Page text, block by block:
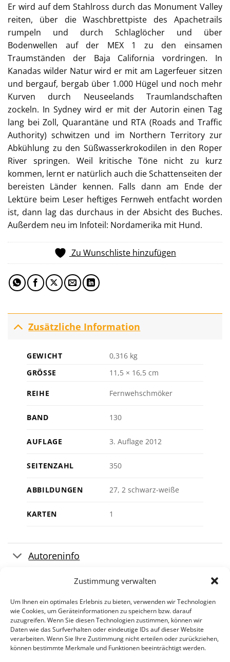
Zustimmung verwalten
Um Ihnen ein optimales Erlebnis zu bieten, verwenden wir Technologien
wie Cookies, um Geräteinformationen zu speichern bzw. darauf
zuzugreifen. Wenn Sie diesen Technologien zustimmen, können wir
Daten wie das Surfverhalten oder eindeutige IDs auf dieser Website
verarbeiten. Wenn Sie Ihre Zustimmung nicht erteilen oder zurückziehen,
können bestimmte Merkmale und Funktionen beeinträchtigt werden.
Er wird auf dem Stahlross durch das Monument Valley
reiten, über die Waschbrettpiste des Apachetrails
rumpeln und durch Schlaglöcher und über
Bodenwellen auf der MEX 1 zu den einsamen
Traumständen der Baja California vordringen. In
Kanadas wilder Natur wird er mit am Lagerfeuer sitzen
und bergauf, bergab über 1.000 Hügel und noch mehr
Kurven durch Neuseelands Traumlandschaften
zockeln. In Sydney wird er mit der Autorin einen Tag
lang bei Zoll, Quarantäne und RTA (Roads and Traffic
Authority) schwitzen und im Northern Territory zur
Abkühlung zu den Süßwasserkrokodilen in den Roper
River springen. Weil kritische Töne nicht zu kurz
kommen, lernt er natürlich auch die Schattenseiten der
bereisten Länder kennen. Falls dann am Ende der
Lektüre beim Leser heftiges Fernweh entfacht worden
ist, dann lag das durchaus in der Absicht des Buches.
Außerdem neu im Infoteil: Nordamerika mit Hund.
Zu Wunschliste hinzufügen
Zusätzliche Information
GEWICHT
0,316 kg
GRÖSSE
11,5 × 16,5 cm
REIHE Fernwehschmöker
BAND 130
AUFLAGE 3. Auflage 2012
SEITENZAHL 350
ABBILDUNGEN 27, 2 schwarz-weiße
KARTEN 1
Autoreninfo
Pressestimmen